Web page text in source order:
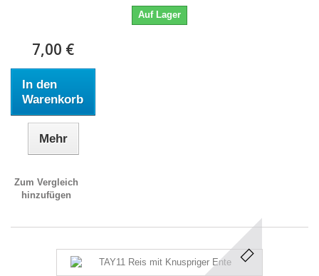
Auf Lager
7,00 €
In den
Warenkorb
Mehr
Zum Vergleich
hinzufügen